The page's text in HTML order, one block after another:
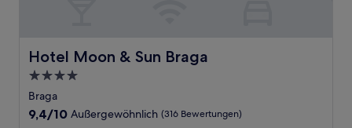
Hotel Moon & Sun Braga
Hotel Moon & Sun Braga
4.0-
Sterne-
Unterkunft
Braga
9.4
9,4/10 Außergewöhnlich (316 Bewertungen)